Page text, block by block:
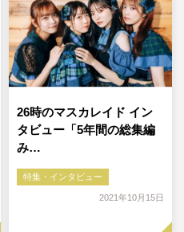
26時のマスカレイド イン
タビュー「5年間の総集編
み…
特集・インタビュー
2021年10月15日